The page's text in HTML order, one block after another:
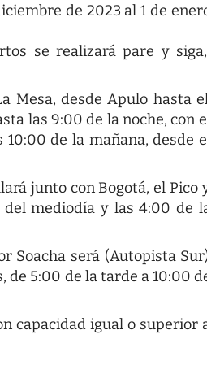
de 2023 al 1 de
se realizará pare y siga,
Mesa, desde Apulo hasta
las 9:00 de la noche, con
de la mañana, desde
junto con Bogotá, el Pico
del mediodía y las 4:00 de
Soacha será (Autopista
de 5:00 de la tarde a 10:00
capacidad igual o superior